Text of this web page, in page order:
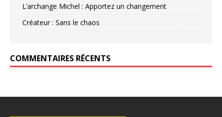
L’archange Michel : Apportez un changement
Créateur : Sans le chaos
COMMENTAIRES RÉCENTS